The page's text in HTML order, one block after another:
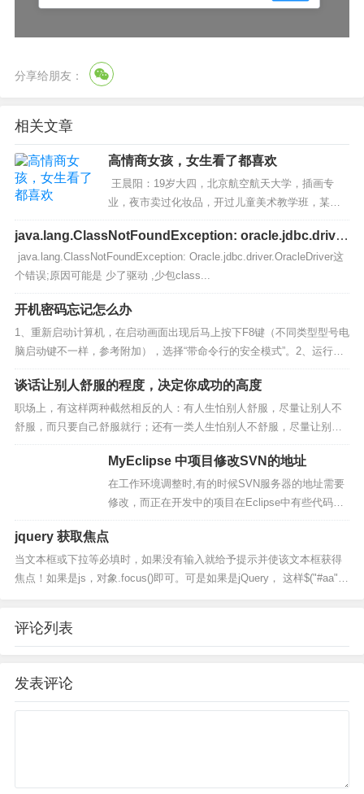
分享给朋友：
相关文章
高情商女孩，女生看了都喜欢
王晨阳：19岁大四，北京航空航天大学，插画专
业，夜市卖过化妆品，开过儿童美术教学班，某网
站签约网络小说作家，15岁开始，3年时间写了8部
小数约24万字；对话1：沈东军 vs王晨阳沈东军：
像...
java.lang.ClassNotFoundException: oracle.jdbc.drive
r.OralceDriver
java.lang.ClassNotFoundException: Oracle.jdbc.driver.OracleDriver这
个错误;原因可能是 少了驱动 ,少包class...
开机密码忘记怎么办
1、重新启动计算机，在启动画面出现后马上按下F8键（不同类型型号电
脑启动键不一样，参考附加），选择“带命令行的安全模式”。2、运行过
程结束时，系统列出了系统超级用户“administrator”和本地...
谈话让别人舒服的程度，决定你成功的高度
职场上，有这样两种截然相反的人：有人生怕别人舒服，尽量让别人不
舒服，而只要自己舒服就行；还有一类人生怕别人不舒服，尽量让别人
舒服，哪怕委屈自己。猎头公司猎聘的老总有几十万年薪的，也有几百
MyEclipse 中项目修改SVN的地址
在工作环境调整时,有的时候SVN服务器的地址需要
修改，而正在开发中的项目在Eclipse中有些代码没
有提交，此时怎么修改SVN的地址呢？以下有一个
简单的办法：一、在MyEclipse中选择Window...
jquery 获取焦点
当文本框或下拉等必填时，如果没有输入就给予提示并使该文本框获得
焦点！如果是js，对象.focus()即可。可是如果是jQuery， 这样$("#aa")
评论列表
发表评论